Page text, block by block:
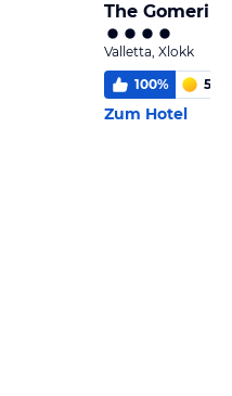
The
Valletta, Xlokk
100% 5,8
Zum Hotel